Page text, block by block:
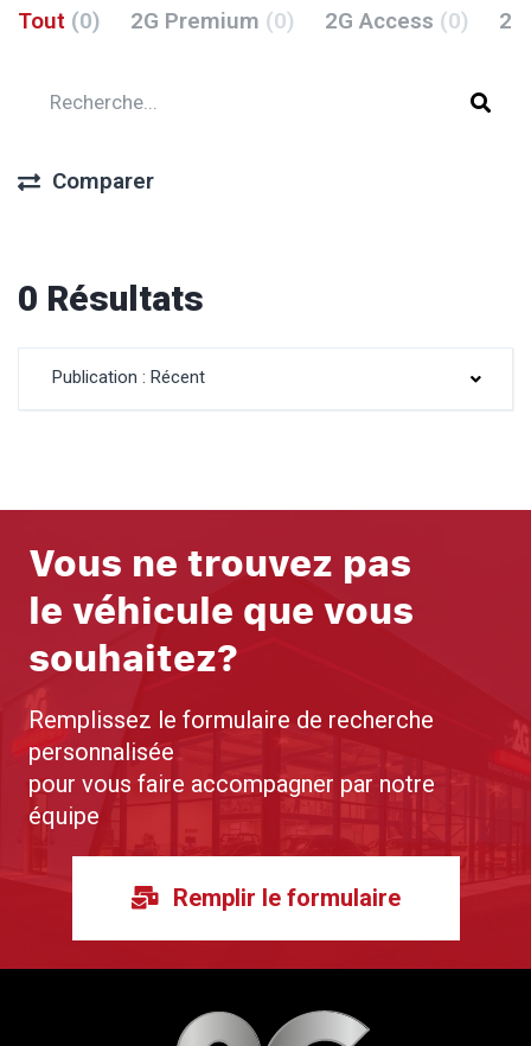
Tout (0) 2G Premium (0) 2G Access (0)
Comparer
0 Résultats
Publication : Récent
Vous ne trouvez pas
le véhicule que vous
souhaitez?
Remplissez le formulaire de recherche
personnalisée
pour vous faire accompagner par notre
équipe
Remplir le formulaire